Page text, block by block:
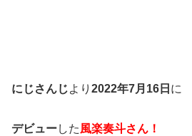
にじさんじより 2022年7月16日 に
デビューした風楽奏斗さん！